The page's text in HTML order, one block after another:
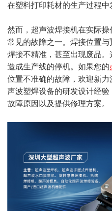
在塑料打印耗材的生产过程中
然而，超声波焊接机在实际
常见的故障之一。焊接位置
焊接不精准，甚至出现废品
造成生产线的停机。如果您的
位置不准确的故障，欢迎新
声波塑焊设备的研发设计经
故障原因以及提供修理方案。